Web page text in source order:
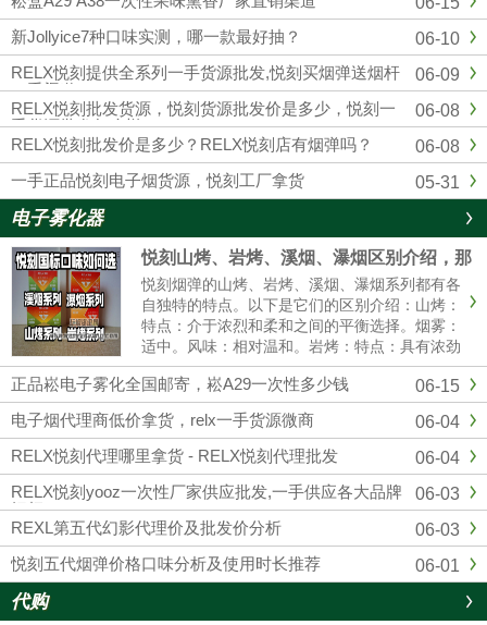
四五代杆蛋，另外各大品牌，通配，一次性均
有，品质市面上顶级的，可以代发，零售，批
发，全国包邮...
06-10
新Jollyice7种口味实测，哪一款最好抽？
06-09
RELX悦刻提供全系列一手货源批发,悦刻买烟弹送烟杆
一手渠道
06-08
RELX悦刻批发货源，悦刻货源批发价是多少，悦刻一
手货源批发怎么样？
06-08
RELX悦刻批发价是多少？RELX悦刻店有烟弹吗？
05-31
一手正品悦刻电子烟货源，悦刻工厂拿货
电子雾化器
悦刻山烤、岩烤、溪烟、瀑烟区别介绍，那
个口感好?
悦刻烟弹的山烤、岩烤、溪烟、瀑烟系列都有各
自独特的特点。以下是它们的区别介绍：山烤：
特点：介于浓烈和柔和之间的平衡选择。烟雾：
适中。风味：相对温和。岩烤：特点：具有浓劲
的中式风味。烟雾：可能会有更大的烟雾。体
验：强烈的一氧化碳满足感。溪烟：特点：提供
清爽的清香体验。烟雾：较薄。体......
06-15
正品崧电子雾化全国邮寄，崧A29一次性多少钱
06-04
电子烟代理商低价拿货，relx一手货源微商
06-04
RELX悦刻代理哪里拿货 - RELX悦刻代理批发
06-03
RELX悦刻yooz一次性厂家供应批发,一手供应各大品牌
烟杆
06-03
REXL第五代幻影代理价及批发价分析
06-01
悦刻五代烟弹价格口味分析及使用时长推荐
代购